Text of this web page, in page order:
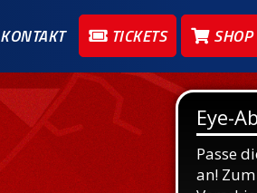
KONTAKT TICKETS SHOP